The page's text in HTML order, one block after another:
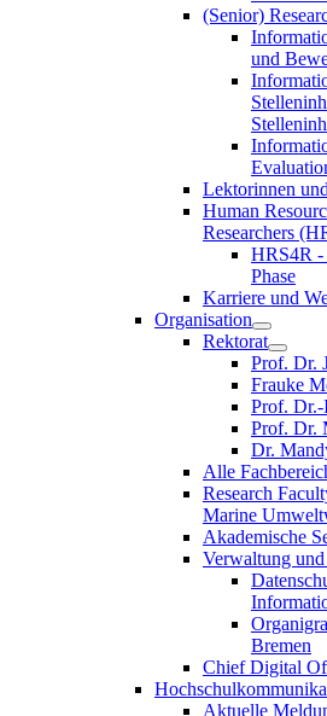
(Senior)
und
Lektorinnen
Human
Researchers
HRS4R -
Phase
Karriere und
Organisation
Rektorat
Prof. Dr.
Frauke
Prof. Dr.-
Prof. Dr.
Dr.
Alle
Research
Marine
Akademische
Verwaltung
Bremen
Chief Digital
Aktuelle